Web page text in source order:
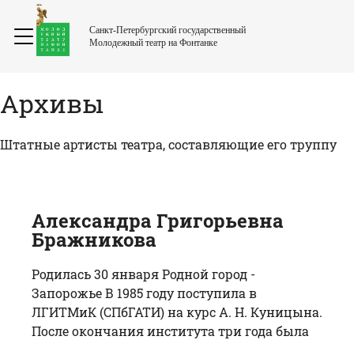
Санкт-Петербургский государственный
Молодежный театр на Фонтанке
Архивы
Штатные артисты театра, составляющие его труппу
Александра Григорьевна
Бражникова
Родилась 30 января Родной город -
Запорожье В 1985 году поступила в
ЛГИТМиК (СПбГАТИ) на курс А. Н. Куницына.
После окончания института три года была